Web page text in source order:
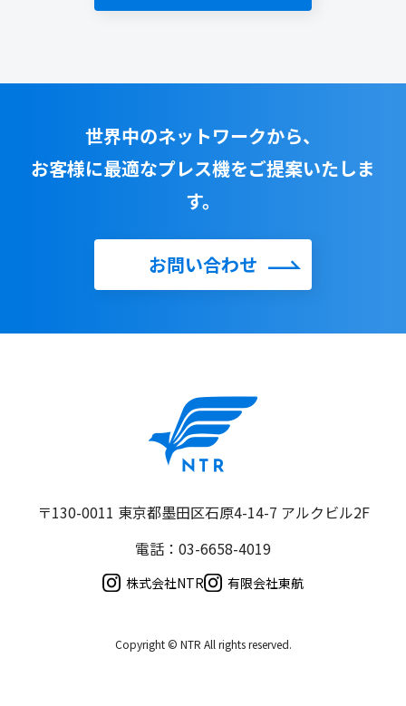
世界中のネットワークから、
お客様に最適なプレス機をご提案いたしま
す。
お問い合わせ
〒130-0011 東京都墨田区石原4-14-7 アルクビル2F
電話：03-6658-4019
株式会社NTR 有限会社東航
Copyright © NTR All rights reserved.